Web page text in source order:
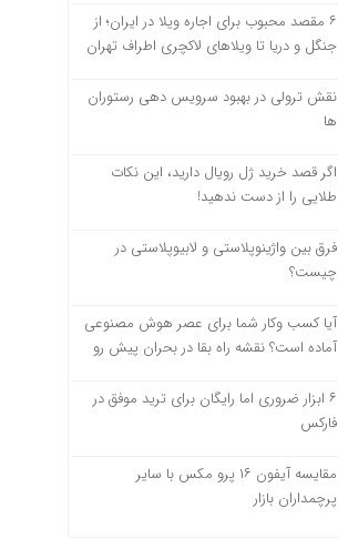
۶ مقصد محبوب برای اجاره ویلا در ایران؛ از
جنگل و دریا تا ویلاهای لاکچری اطراف تهران
نقش ترولی در بهبود سرویس دهی رستوران
ها
اگر قصد خرید ژل رویال دارید، این نکات
طلایی را از دست ندهید!
فرق بین واژینوپلاستی و لابیوپلاستی در
چیست؟
آیا کسب وکار شما برای عصر هوش مصنوعی
آماده است؟ نقشه راه بقا در بحران پیش رو
۶ ابزار ضروری اما رایگان برای ترید موفق در
فارکس
مقایسه آیفون ۱۶ پرو مکس با سایر
پرچمداران بازار